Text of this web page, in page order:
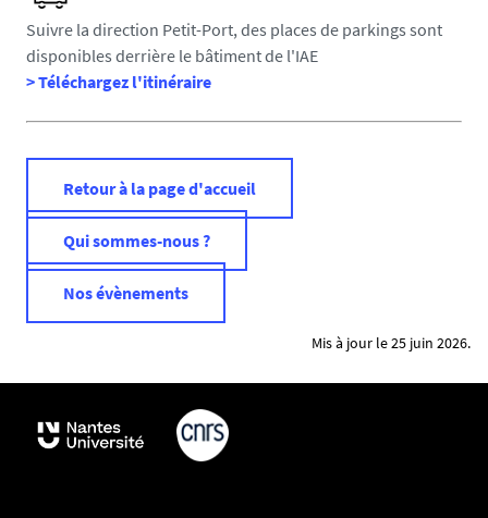
Suivre la direction Petit-Port, des places de parkings sont
disponibles derrière le bâtiment de l'IAE
> Téléchargez l'itinéraire
Retour à la page d'accueil
Qui sommes-nous ?
Nos évènements
Mis à jour le 25 juin 2026.